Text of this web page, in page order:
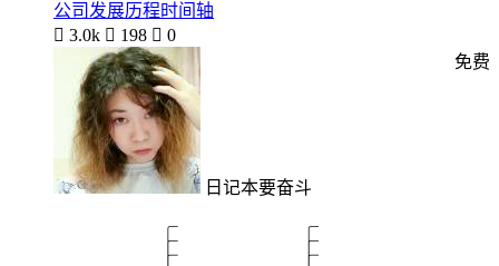
公司发展历程时间轴
 3.0k  198  0
日记本要奋斗
免费